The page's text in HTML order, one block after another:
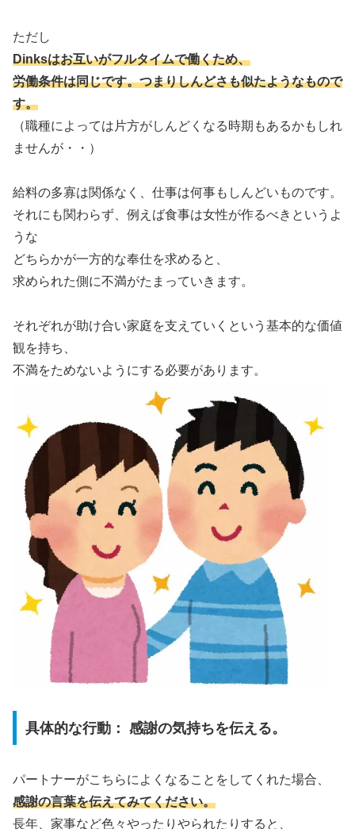
ただし
Dinksはお互いがフルタイムで働くため、
労働条件は同じです。つまりしんどさも似たようなもので
す。
（職種によっては片方がしんどくなる時期もあるかもしれ
ませんが・・）
給料の多寡は関係なく、仕事は何事もしんどいものです。
それにも関わらず、例えば食事は女性が作るべきというよ
うな
どちらかが一方的な奉仕を求めると、
求められた側に不満がたまっていきます。
それぞれが助け合い家庭を支えていくという基本的な価値
観を持ち、
不満をためないようにする必要があります。
具体的な行動： 感謝の気持ちを伝える。
パートナーがこちらによくなることをしてくれた場合、
感謝の言葉を伝えてみてください。
長年、家事など色々やったりやられたりすると、